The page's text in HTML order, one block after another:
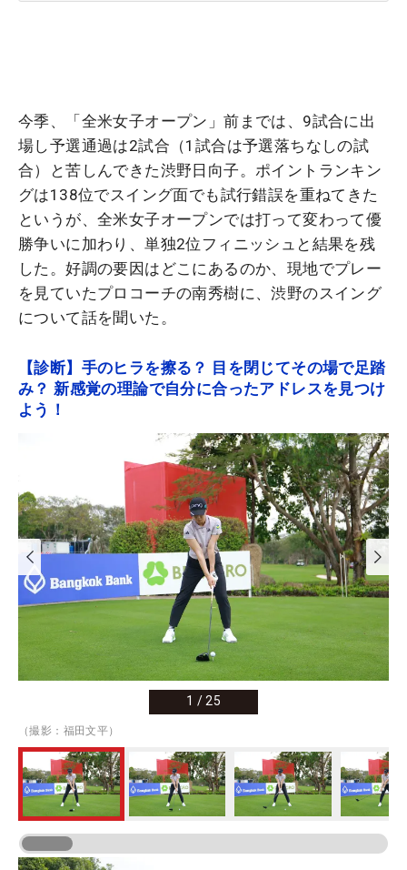
今季、「全米女子オープン」前までは、9試合に出
場し予選通過は2試合（1試合は予選落ちなしの試
合）と苦しんできた渋野日向子。ポイントランキン
グは138位でスイング面でも試行錯誤を重ねてきた
というが、全米女子オープンでは打って変わって優
勝争いに加わり、単独2位フィニッシュと結果を残
した。好調の要因はどこにあるのか、現地でプレー
を見ていたプロコーチの南秀樹に、渋野のスイング
について話を聞いた。
【診断】手のヒラを擦る？ 目を閉じてその場で足踏
み？ 新感覚の理論で自分に合ったアドレスを見つけ
よう！
1 /25
（撮影：福田文平）